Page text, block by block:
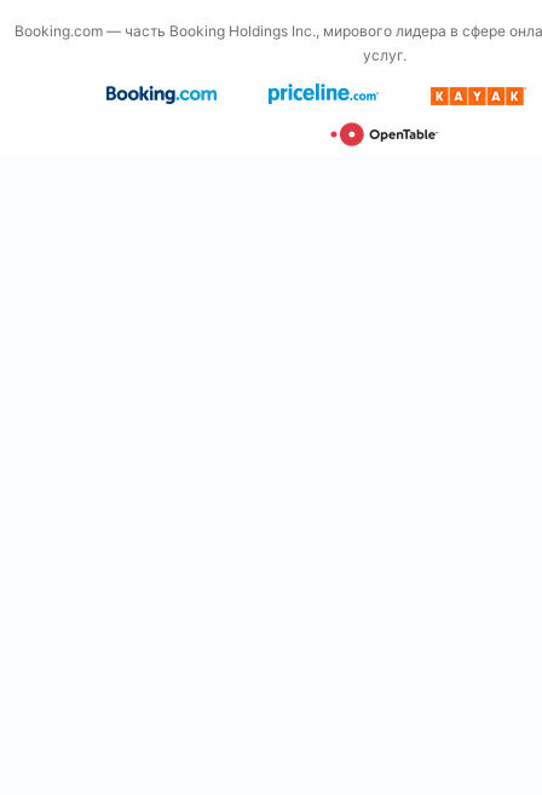
Booking.com — часть Booking Holdings Inc., мирового лидера в сфере
услуг.